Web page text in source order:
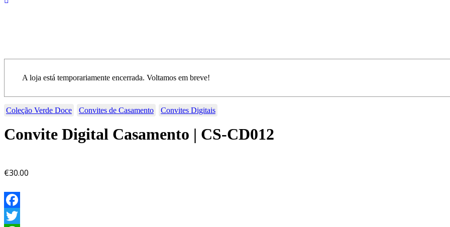
A loja está temporariamente encerrada. Voltamos em breve!
Coleção Verde Doce Convites de Casamento Convites Digitais
Convite Digital Casamento | CS-CD012
€30.00
Facebook